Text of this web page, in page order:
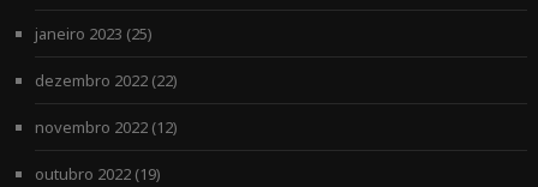
janeiro 2023 (25)
dezembro 2022(22)
novembro 2022(12)
outubro 2022(19)